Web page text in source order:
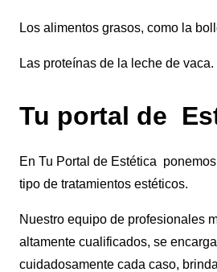
Los alimentos grasos, como la
Las proteínas de la leche de vaca.
Tu portal de
En Tu Portal de Estética
tipo de tratamientos estéticos.
Nuestro equipo de profesionales
altamente cualificados, se
cuidadosamente cada caso,